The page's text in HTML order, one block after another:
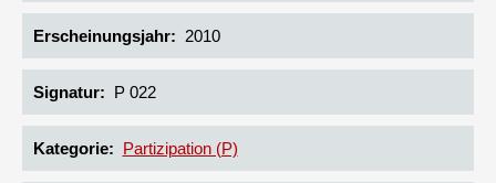
Erscheinungsjahr 2010
Signatur P 022
Kategorie Partizipation (P)